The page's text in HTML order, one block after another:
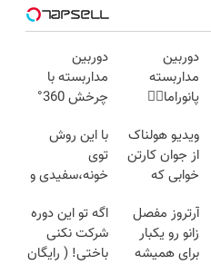
دوربین
مداربسته
پانوراما👈🏻
360°و سازگار با
اندروید و ios
دوربین
مداربسته با
چرخش 360°
(ضمانت
تعویض +
پرداخت درب
ویدیو هولناک
از جوان کارتن
خوابی که
آموزش رایگان
با این روش
توی
خونه،سفیدی و
برگردون
(40%off)
آرتروز مفصل
زانو رو یکبار
برای همیشه
اگه تو این دوره
شرکت نکنی
باختی! ( رایگان